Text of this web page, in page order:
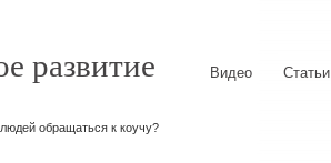
развитие Видео Статьи
обращаться к коучу?